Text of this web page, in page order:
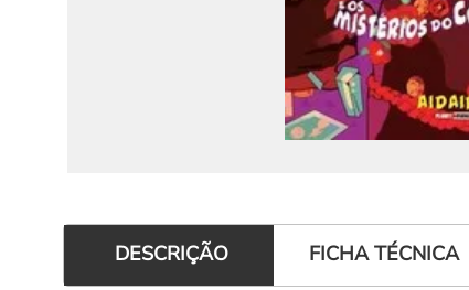
DESCRIÇÃO FICHA TÉCNICA